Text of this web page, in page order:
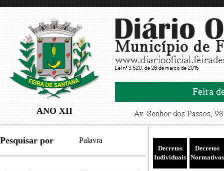
ANO XII
Feira
Pesquisar por Palavra
Decretos
Individuais
Decretos
Normativos